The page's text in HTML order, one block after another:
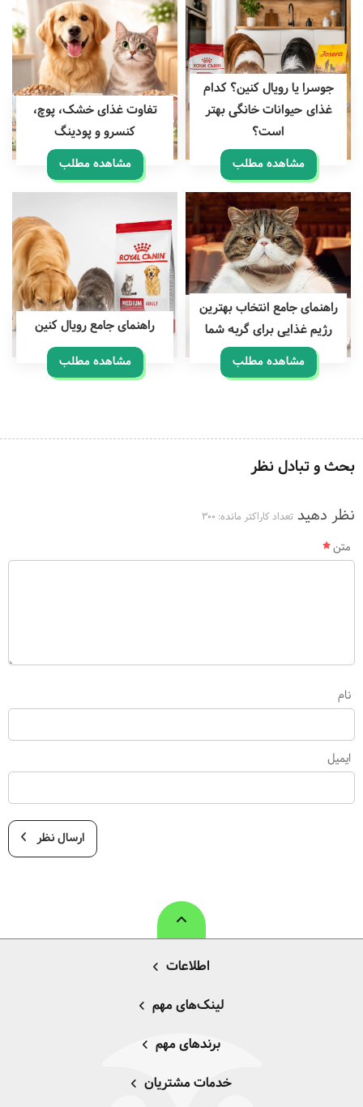
جوسرا یا رویال کنین؟ کدام
غذای حیوانات خانگی بهتر
است؟
مشاهده مطلب
تفاوت غذای خشک، پوچ،
کنسرو و پودینگ
مشاهده مطلب
راهنمای جامع انتخاب بهترین
رژیم غذایی برای گربه شما
مشاهده مطلب
راهنمای جامع رویال کنین
مشاهده مطلب
بحث و تبادل نظر
نظر دهید تعداد کاراکتر مانده: 300
متن
نام
ایمیل
ارسال نظر
اطلاعات
لینک‌های مهم
برندهای مهم
خدمات مشتریان